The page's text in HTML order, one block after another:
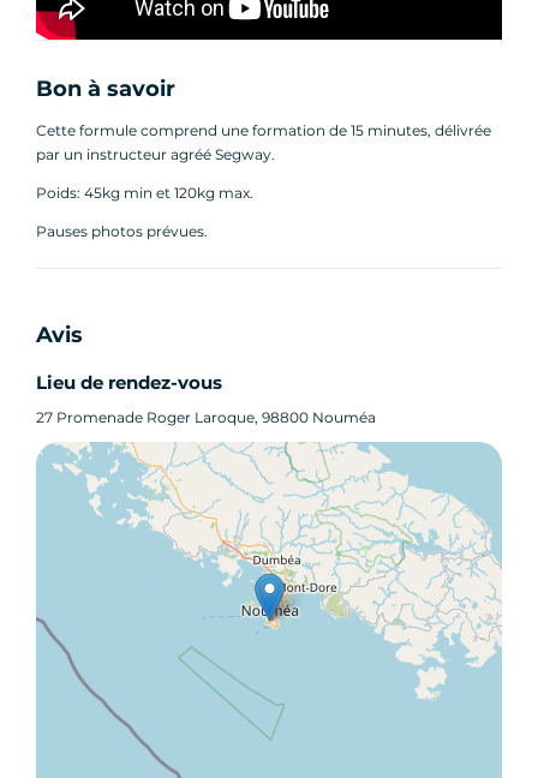
Bon à savoir
Cette formule comprend une formation de 15 minutes, délivrée
par un instructeur agréé Segway.
Poids: 45kg min et 120kg max.
Pauses photos prévues.
Avis
Lieu de rendez-vous
27 Promenade Roger Laroque, 98800 Nouméa